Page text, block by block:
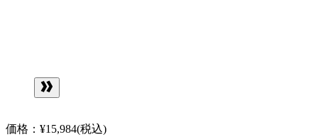
価格：¥15,984(税込)